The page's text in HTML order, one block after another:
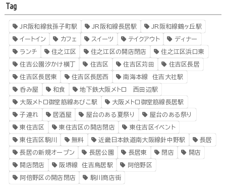
Tag
JR阪和線我孫子町駅 JR阪和線長居駅 JR阪和線鶴ヶ丘駅
イートイン カフェ スイーツ テイクアウト ディナー
ランチ 住之江区 住之江区の開店閉店 住之江区浜口東
住吉公園汐かけ横丁 住吉区 住吉区苅田 住吉区長居
住吉区長居東 住吉区長居西 南海本線 住吉大社駅
呑み屋 和食 地下鉄大阪メトロ 西田辺駅
大阪メトロ御堂筋線あびこ駅 大阪メトロ御堂筋線長居駅
子連れ 居酒屋 屋台のある夏祭り 屋台のある祭り
東住吉区 東住吉区の開店閉店 東住吉区イベント
東住吉区駒川 無料 近畿日本鉄道南大阪線針中野駅 長居
長居の新規オープン 長居公園 長居東 閉店 開店
開店閉店 阪堺線 住吉鳥居駅 阿倍野区
阿倍野区の開店閉店 駒川商店街